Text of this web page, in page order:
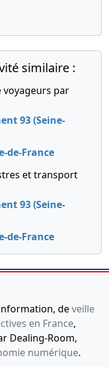
similaire :
voyageurs par
93 (Seine-
de-France
et transport
93 (Seine-
de-France
deveille
en France,
Dealing-Room,
numérique.